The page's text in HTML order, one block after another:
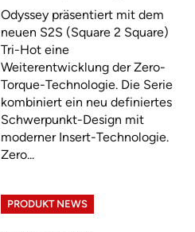
Odyssey präsentiert mit dem
neuen S2S (Square 2 Square)
Tri-Hot eine
Weiterentwicklung der Zero-
Torque-Technologie. Die Serie
kombiniert ein neu definiertes
Schwerpunkt-Design mit
moderner Insert-Technologie.
Zero...
PRODUKT NEWS